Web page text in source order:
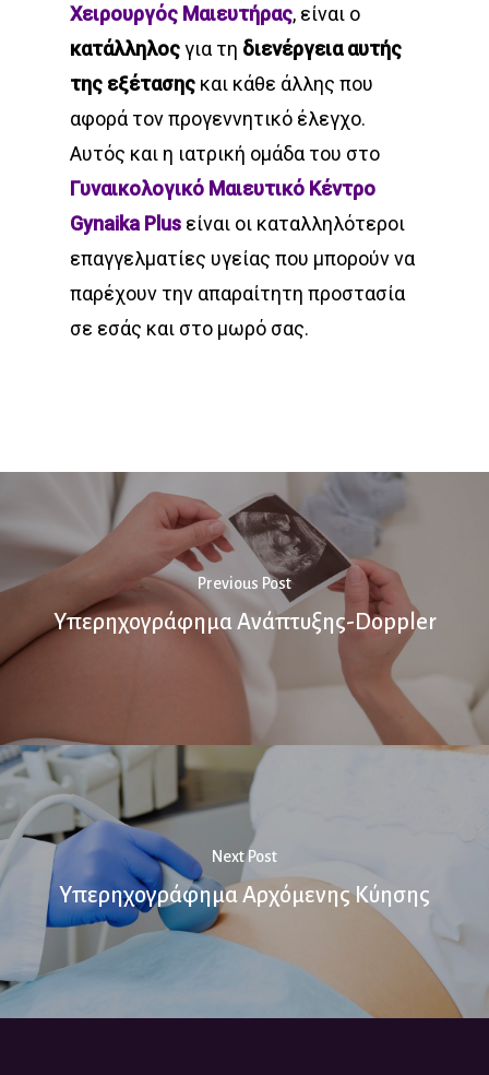
Χειρουργός Μαιευτήρας, είναι ο
κατάλληλοςγια τη διενέργεια αυτής
της εξέτασης και κάθε άλλης που
αφορά τον προγεννητικό έλεγχο.
Αυτός και η ιατρική ομάδα του στο
Γυναικολογικό Μαιευτικό Κέντρο
Gynaika Plus είναι οι καταλληλότεροι
επαγγελματίες υγείας που μπορούν να
παρέχουν την απαραίτητη προστασία
σε εσάς και στο μωρό σας.
Previous Post
Υπερηχογράφημα Ανάπτυξης-Doppler
Next Post
Υπερηχογράφημα Αρχόμενης Κύησης